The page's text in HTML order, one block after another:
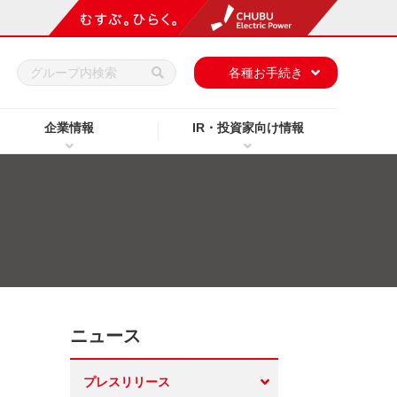
企業情報 IR・投資家向け情報
各種お手続き
ニュース
プレスリリース